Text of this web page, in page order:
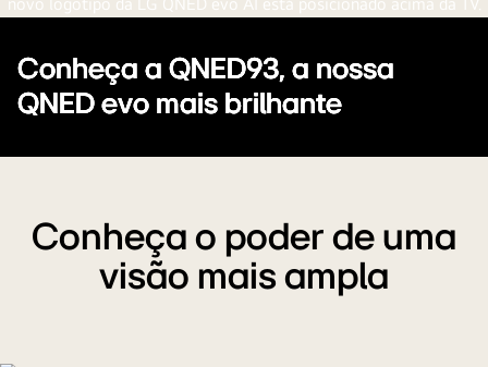
Conheça a QNED93, a nossa
QNED evo mais brilhante
Conheça o poder de uma
visão mais ampla